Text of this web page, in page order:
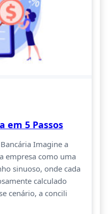
em 5 Passos
Imagine a
empresa como uma
sinuoso, onde cada
calculado
cenário, a concili